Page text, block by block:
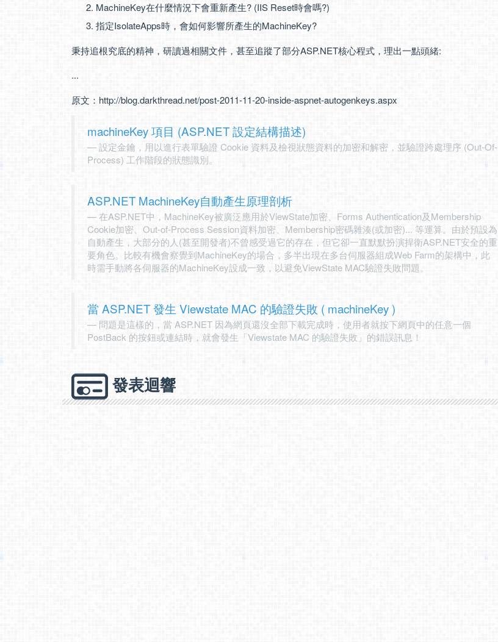
MachineKey在什麼情況下會重新產生? (IIS Reset時會嗎?)
指定IsolateApps時，會如何影響所產生的MachineKey?
秉持追根究底的精神，研讀過相關文件，甚至追蹤了部分ASP.NET核心程式，理出一點頭緒:
...
原文： http://blog.darkthread.net/post-2011-11-20-inside-aspnet-autogenkeys.aspx
machineKey 項目 (ASP.NET 設定結構描述)
設定金鑰，用以進行表單驗證 Cookie 資料及檢視狀態資料的加密和解密，並驗證跨處理序 (Out-Of-
Process) 工作階段的狀態識別。
ASP.NET MachineKey自動產生原理剖析
在ASP.NET中，MachineKey被廣泛應用於ViewState加密、Forms Authentication及Membership
Cookie加密、Out-of-Process Session資料加密、Membership密碼雜湊(或加密)... 等運算。由於預設為
自動產生，大部分的人(甚至開發者)不曾感受過它的存在，但它卻一直默默扮演捍衛ASP.NET安全的重
要角色。比較有機會察覺到MachineKey的場合，多半出現在多台伺服器組成Web Farm的架構中，此
時需手動將各伺服器的MachineKey設成一致，以避免ViewState MAC驗證失敗問題。
當 ASP.NET 發生 Viewstate MAC 的驗證失敗 ( machineKey )
問題是這樣的，當 ASP.NET 因為網頁還沒全部下載完成時，使用者就按下網頁中的任意一個
PostBack 的按鈕或連結時，就會發生「Viewstate MAC 的驗證失敗」的錯誤訊息！
發表迴響